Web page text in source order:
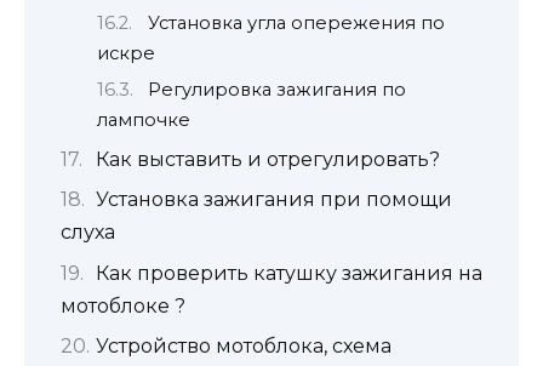
Установка угла опережения по
искре
Регулировка зажигания по
лампочке
Как выставить и отрегулировать?
Установка зажигания при помощи
слуха
Как проверить катушку зажигания на
мотоблоке ?
Устройство мотоблока, схема